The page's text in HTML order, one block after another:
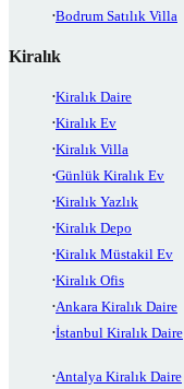
Bodrum Satılık Villa
Kiralık
Kiralık Daire
Kiralık Ev
Kiralık Villa
Günlük Kiralık Ev
Kiralık Yazlık
Kiralık Depo
Kiralık Müstakil Ev
Kiralık Ofis
Ankara Kiralık Daire
İstanbul Kiralık Daire
Antalya Kiralık Daire